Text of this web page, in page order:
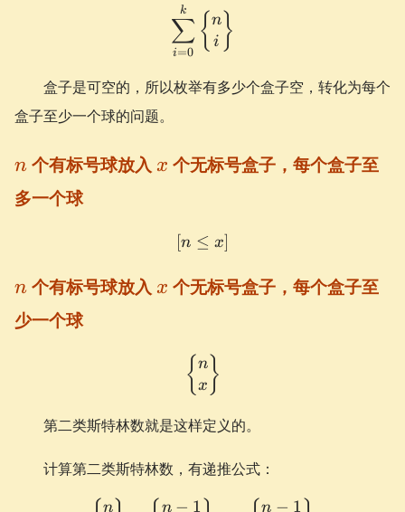
\sum_{i=0}^{k}
i=0
∑
k { n
i}
盒子是可空的，所以枚举有多少个盒子空，转化为每个
盒子至少一个球的问题。
n
n 个有标号球放入 x
x 个无标号盒子，每个盒子至
多一个球
[n \le x]
[n ≤ x]
n
n 个有标号球放入 x
x 个无标号盒子，每个盒子至
少一个球
\begin{Bmatrix} n \\ x
{ n
x}
第二类斯特林数就是这样定义的。
计算第二类斯特林数，有递推公式：
\begin{Bmatrix} n \\ x
n
n − 1 n − 1